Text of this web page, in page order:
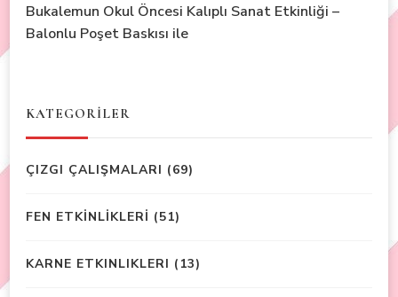
Bukalemun Okul Öncesi Kalıplı Sanat Etkinliği –
Balonlu Poşet Baskısı ile
KATEGORİLER
ÇIZGI ÇALIŞMALARI (69)
FEN ETKİNLİKLERİ (51)
KARNE ETKINLIKLERI (13)